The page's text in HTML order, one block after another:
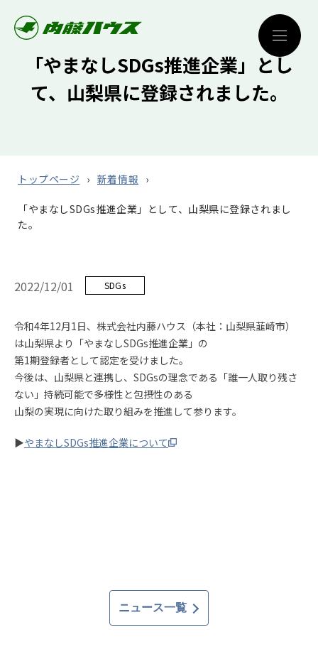
「やまなしSDGs推進企業」とし
て、山梨県に登録されました。
トップページ 新着情報
「やまなしSDGs推進企業」として、山梨県に登録されまし
た。
2022/12/01 SDGs
令和4年12月1日、株式会社内藤ハウス（本社：山梨県韮崎市）
は山梨県より「やまなしSDGs推進企業」の
第1期登録者として認定を受けました。
今後は、山梨県と連携し、SDGsの理念である「誰一人取り残さ
ない」持続可能で多様性と包摂性のある
山梨の実現に向けた取り組みを推進して参ります。
▶やまなしSDGs推進企業について
ニュース一覧